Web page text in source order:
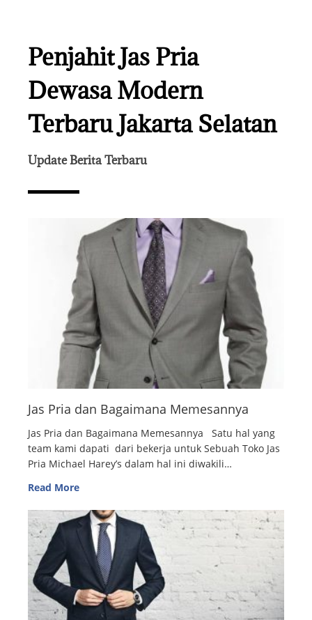
Penjahit Jas Pria
Dewasa Modern
Terbaru Jakarta Selatan
Update Berita Terbaru
Jas Pria dan Bagaimana Memesannya
Jas Pria dan Bagaimana Memesannya Satu hal yang
team kami dapati dari bekerja untuk Sebuah Toko Jas
Pria Michael Harey’s dalam hal ini diwakili…
Read More